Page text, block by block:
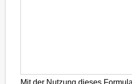
Mit der Nutzung dieses